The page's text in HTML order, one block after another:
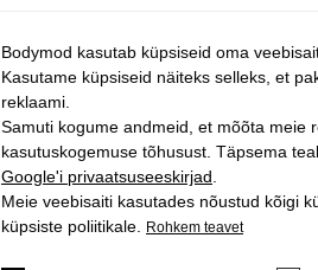
Bodymod kasutab küpsiseid oma
Kasutame küpsiseid näiteks selleks, et
reklaami.
Samuti kogume andmeid, et mõõta meie
kasutuskogemuse tõhusust. Täpsema
Google'i privaatsuseeskirjad
Meie veebisaiti kasutades nõustud kõigi
küpsiste poliitikale.
Rohkem teavet